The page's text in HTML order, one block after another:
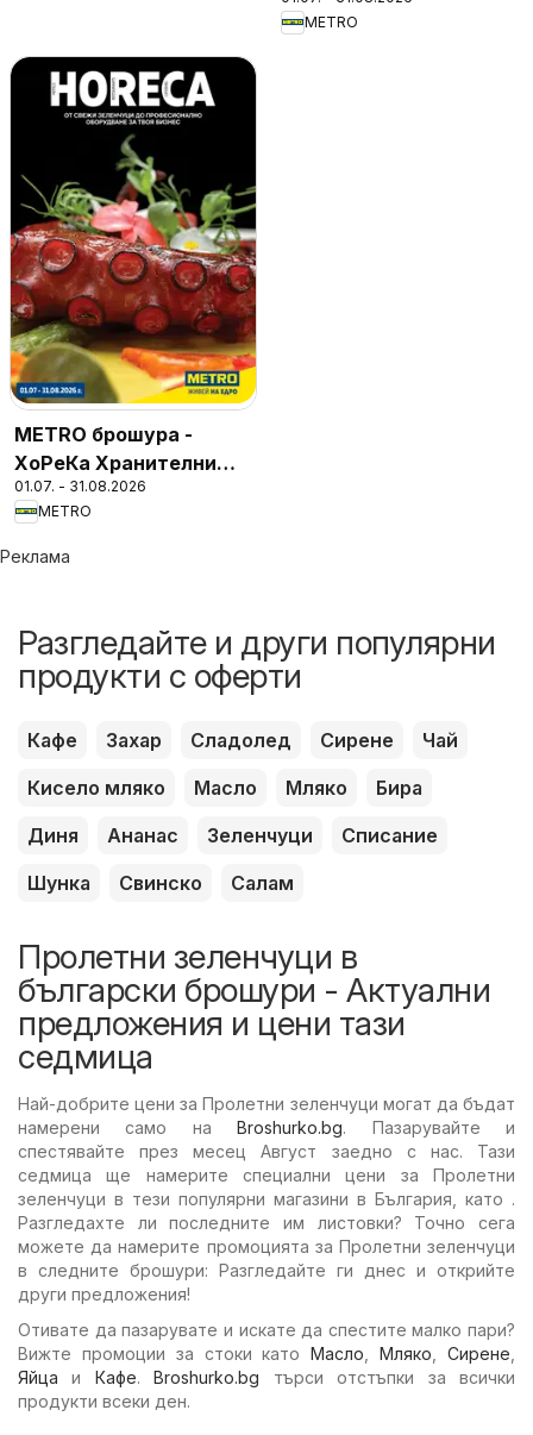
METRO
METRO брошура -
ХоРеКа Хранителни
стоки
01.07. - 31.08.2026
METRO
Реклама
Разгледайте и други популярни
продукти с оферти
Кафе Захар Сладолед Сирене
Чай
Кисело мляко
Масло Мляко
Бира
Диня
Ананас Зеленчуци
Списание
Шунка
Свинско Салам
Пролетни зеленчуци в
български брошури - Актуални
предложения и цени тази
седмица
Най-добрите цени за Пролетни зеленчуци могат да бъдат
намерени само наBroshurko.bg. Пазарувайте и
спестявайте през месец Август заедно с нас. Тази
седмица ще намерите специални цени за Пролетни
зеленчуци в тези популярни магазини в България, като .
Разгледахте ли последните им листовки? Точно сега
можете да намерите промоцията за Пролетни зеленчуци
в следните брошури: Разгледайте ги днес и открийте
други предложения!
Отивате да пазарувате и искате да спестите малко пари?
Вижте промоции за стоки катоМасло ,Мляко ,Сирене
Яйца и Кафе.Broshurko.bg търси отстъпки за всички
продукти всеки ден.